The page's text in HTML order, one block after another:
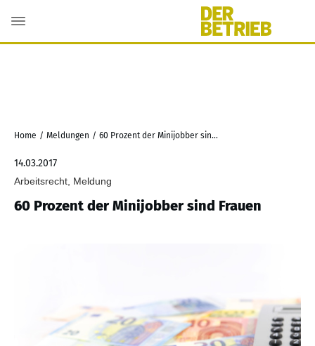
Home / Meldungen / 60 Prozent der Minijobber sind Frauen
14.03.2017
Arbeitsrecht, Meldung
60 Prozent der Minijobber sind Frauen